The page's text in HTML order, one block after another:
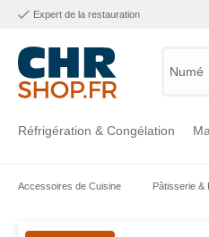
Expert de la restauration
Réfrigération & Congélation
Accessoires de Cuisine Pâtisserie &